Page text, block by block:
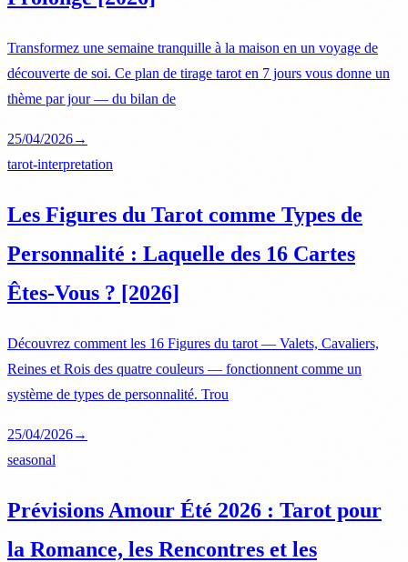
Transformez une semaine tranquille à la maison en un voyage de
découverte de soi. Ce plan de tirage tarot en 7 jours vous donne un
thème par jour — du bilan de
25/04/2026→
tarot-interpretation
Les Figures du Tarot comme Types de
Personnalité : Laquelle des 16 Cartes
Êtes-Vous ? [2026]
Découvrez comment les 16 Figures du tarot — Valets, Cavaliers,
Reines et Rois des quatre couleurs — fonctionnent comme un
système de types de personnalité. Trou
25/04/2026→
seasonal
Prévisions Amour Été 2026 : Tarot pour
la Romance, les Rencontres et les